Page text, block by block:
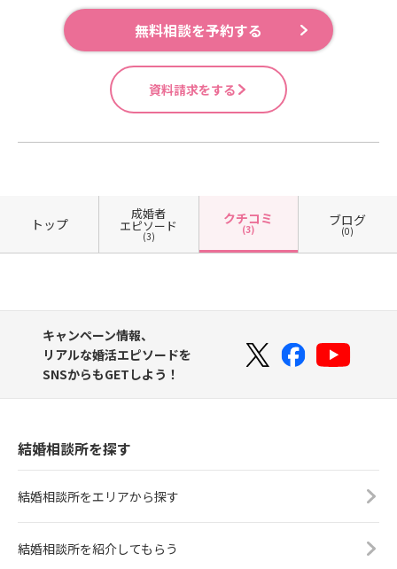
無料相談を予約する
資料請求をする
トップ
成婚者
エピソード
(3)
クチコミ
(3)
ブログ
(0)
キャンペーン情報、
リアルな婚活エピソードを
SNSからもGETしよう！
結婚相談所を探す
結婚相談所をエリアから探す
結婚相談所を紹介してもらう